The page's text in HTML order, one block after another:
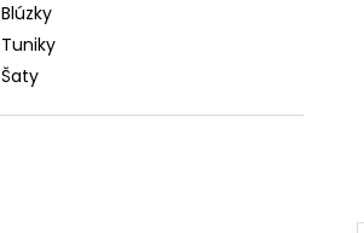
Blúzky
Tuniky
Šaty